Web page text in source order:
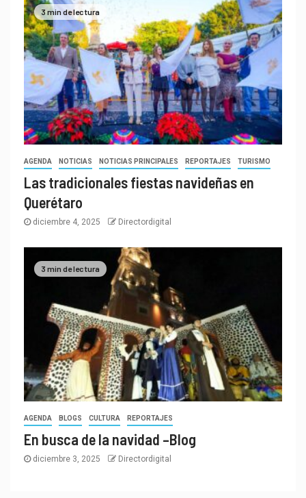
3 min de lectura
AGENDA NOTICIAS NOTICIAS PRINCIPALES REPORTAJES TURISMO
Las tradicionales fiestas navideñas en
Querétaro
diciembre 4, 2025 Directordigital
3 min de lectura
AGENDA BLOGS CULTURA REPORTAJES
En busca de la navidad –Blog
diciembre 3, 2025 Directordigital